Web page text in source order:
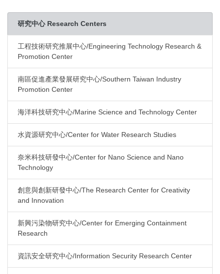
研究中心 Research Centers
工程技術研究推展中心/Engineering Technology Research &
Promotion Center
南區促進產業發展研究中心/Southern Taiwan Industry
Promotion Center
海洋科技研究中心/Marine Science and Technology Center
水資源研究中心/Center for Water Research Studies
奈米科技研發中心/Center for Nano Science and Nano
Technology
創意與創新研發中心/The Research Center for Creativity
and Innovation
新興污染物研究中心/Center for Emerging Containment
Research
資訊安全研究中心/Information Security Research Center